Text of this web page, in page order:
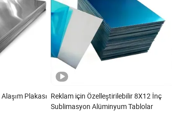
Plakası Reklam için Özelleştirilebilir 8X12 İnç
Sublimasyon Alüminyum Tablolar